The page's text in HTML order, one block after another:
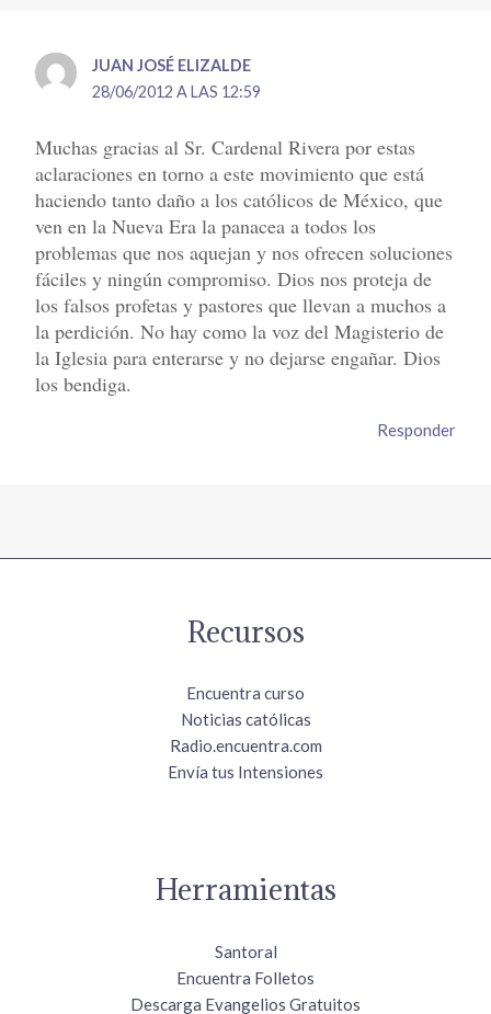
JUAN JOSÉ ELIZALDE
28/06/2012 A LAS 12:59
Muchas gracias al Sr. Cardenal Rivera por estas
aclaraciones en torno a este movimiento que está
haciendo tanto daño a los católicos de México, que
ven en la Nueva Era la panacea a todos los
problemas que nos aquejan y nos ofrecen soluciones
fáciles y ningún compromiso. Dios nos proteja de
los falsos profetas y pastores que llevan a muchos a
la perdición. No hay como la voz del Magisterio de
la Iglesia para enterarse y no dejarse engañar. Dios
los bendiga.
Responder
Recursos
Encuentra curso
Noticias católicas
Radio.encuentra.com
Envía tus Intensiones
Herramientas
Santoral
Encuentra Folletos
Descarga Evangelios Gratuitos